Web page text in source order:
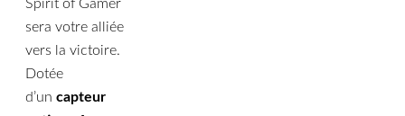
Spirit of Gamer
sera votre alliée
vers la victoire.
Dotée
d’uncapteur